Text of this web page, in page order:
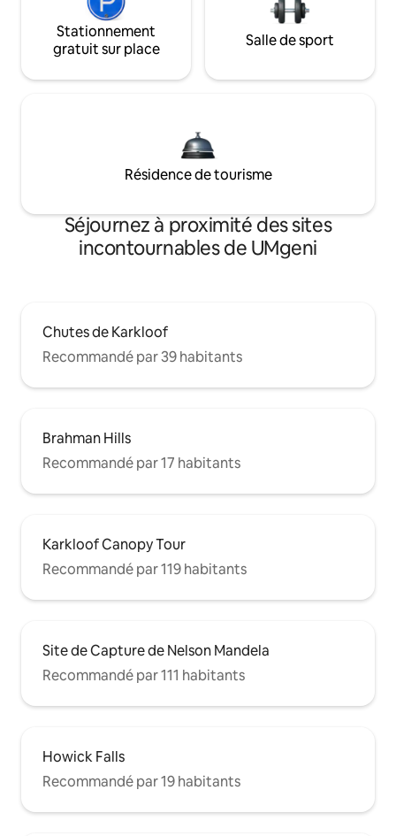
Stationnement
gratuit sur place
Salle de sport
Résidence de tourisme
Séjournez à proximité des sites
incontournables de UMgeni
Chutes de Karkloof
Recommandé par 39 habitants
Brahman Hills
Recommandé par 17 habitants
Karkloof Canopy Tour
Recommandé par 119 habitants
Site de Capture de Nelson Mandela
Recommandé par 111 habitants
Howick Falls
Recommandé par 19 habitants